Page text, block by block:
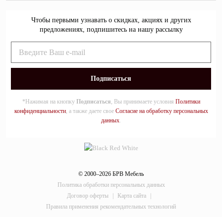
Чтобы первыми узнавать о скидках, акциях и других
предложениях, подпишитесь на нашу рассылку
*Нажимая на кнопку Подписаться, Вы принимаете условия Политики
конфиденциальности, а также даете свое Согласие на обработку персональных
данных.
© 2000–2026 БРВ Мебель
Политика обработки персональных данных
Договор оферты
| Карта сайта
|
Правила применения рекомендательных технологий